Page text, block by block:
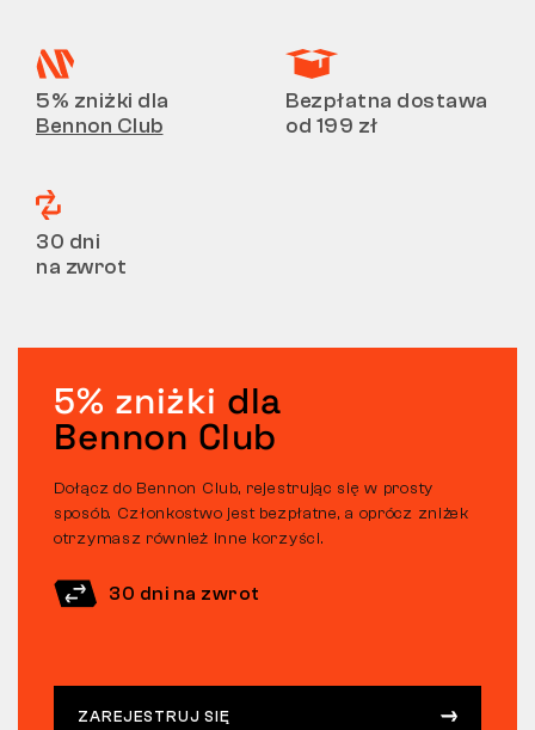
5% zniżki dla
Bennon Club
Bezpłatna dostawa
od 199 zł
30 dni
na zwrot
5% zniżki dla
Bennon Club
Dołącz do Bennon Club, rejestrując się w prosty
sposób. Członkostwo jest bezpłatne, a oprócz zniżek
otrzymasz również inne korzyści.
30 dni na zwrot
ZAREJESTRUJ SIĘ